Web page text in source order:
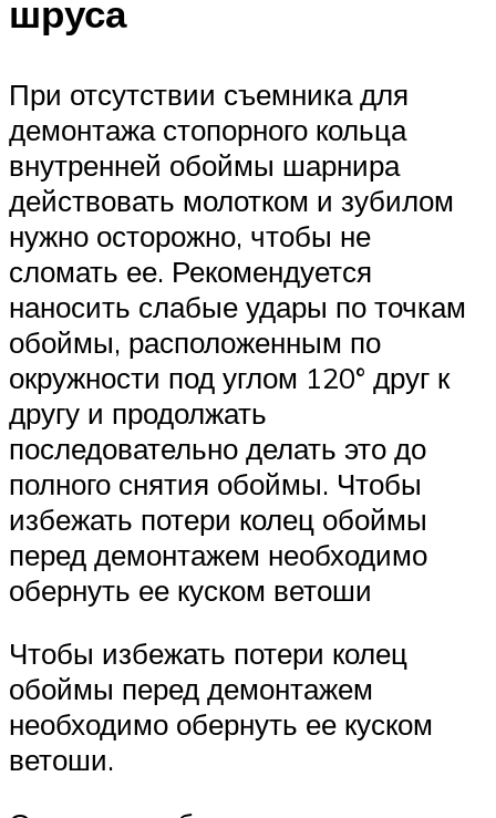
шруса
При отсутствии съемника для
демонтажа стопорного кольца
внутренней обоймы шарнира
действовать молотком и зубилом
нужно осторожно, чтобы не
сломать ее. Рекомендуется
наносить слабые удары по точкам
обоймы, расположенным по
окружности под углом 120° друг к
другу и продолжать
последовательно делать это до
полного снятия обоймы. Чтобы
избежать потери колец обоймы
перед демонтажем необходимо
обернуть ее куском ветоши
Чтобы избежать потери колец
обоймы перед демонтажем
необходимо обернуть ее куском
ветоши.